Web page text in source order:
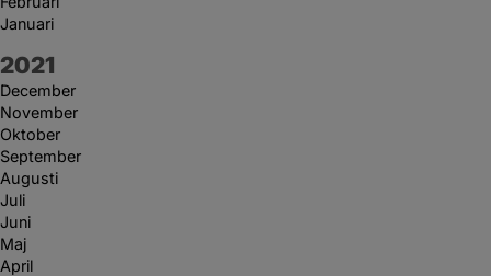
Januari
År:
2021
December
November
Oktober
September
Augusti
Juli
Juni
Maj
April